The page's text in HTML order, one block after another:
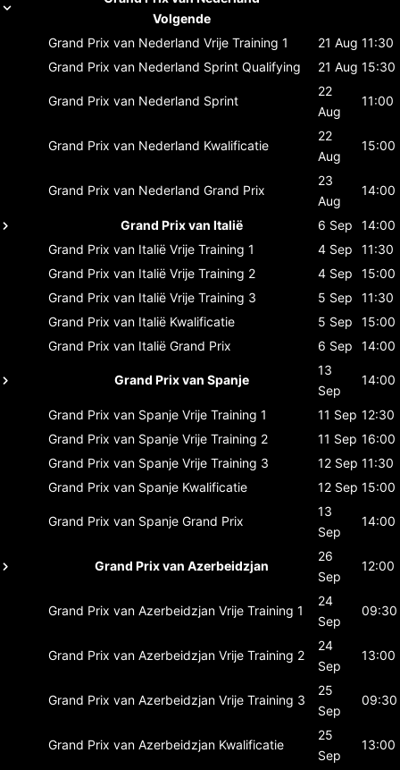
Volgende
Grand Prix van Nederland Vrije Training 1 21 Aug 11:30
Grand Prix van Nederland Sprint Qualifying 21 Aug 15:30
Grand Prix van Nederland Sprint
22
Aug
11:00
Grand Prix van Nederland Kwalificatie
22
Aug
15:00
Grand Prix van Nederland Grand Prix
23
Aug
14:00
Grand Prix van Italië 6 Sep
14:00
Grand Prix van Italië Vrije Training 1 4 Sep
11:30
Grand Prix van Italië Vrije Training 2 4 Sep
15:00
Grand Prix van Italië Vrije Training 3 5 Sep
11:30
Grand Prix van Italië Kwalificatie 5 Sep
15:00
Grand Prix van Italië Grand Prix 6 Sep 14:00
Grand Prix van Spanje
13
Sep
14:00
Grand Prix van Spanje Vrije Training 1 11 Sep 12:30
Grand Prix van Spanje Vrije Training 2 11 Sep 16:00
Grand Prix van Spanje Vrije Training 3 12 Sep 11:30
Grand Prix van Spanje Kwalificatie 12 Sep 15:00
Grand Prix van Spanje Grand Prix
13
Sep
14:00
Grand Prix van Azerbeidzjan
26
Sep
12:00
Grand Prix van Azerbeidzjan Vrije Training 1
24
Sep
09:30
Grand Prix van Azerbeidzjan Vrije Training 2
24
Sep
13:00
Grand Prix van Azerbeidzjan Vrije Training 3
25
Sep
09:30
Grand Prix van Azerbeidzjan Kwalificatie
25
Sep
13:00